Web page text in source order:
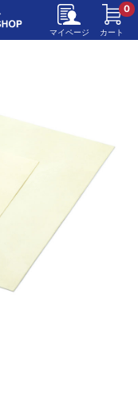
マイページ カート
0